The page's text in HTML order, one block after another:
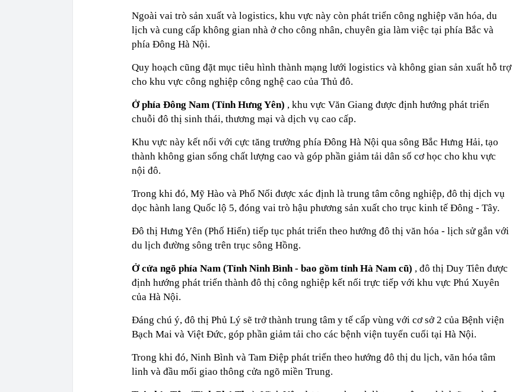
Ngoài vai trò sản xuất và logistics, khu vực này còn phát triển công nghiệp văn hóa, du
lịch và cung cấp không gian nhà ở cho công nhân, chuyên gia làm việc tại phía Bắc và
phía Đông Hà Nội.
Quy hoạch cũng đặt mục tiêu hình thành mạng lưới logistics và không gian sản xuất hỗ trợ
cho khu vực công nghiệp công nghệ cao của Thủ đô.
Ở phía Đông Nam (Tỉnh Hưng Yên) , khu vực Văn Giang được định hướng phát triển
chuỗi đô thị sinh thái, thương mại và dịch vụ cao cấp.
Khu vực này kết nối với cực tăng trưởng phía Đông Hà Nội qua sông Bắc Hưng Hải, tạo
thành không gian sống chất lượng cao và góp phần giảm tải dân số cơ học cho khu vực
nội đô.
Trong khi đó, Mỹ Hào và Phố Nối được xác định là trung tâm công nghiệp, đô thị dịch vụ
dọc hành lang Quốc lộ 5, đóng vai trò hậu phương sản xuất cho trục kinh tế Đông - Tây.
Đô thị Hưng Yên (Phố Hiến) tiếp tục phát triển theo hướng đô thị văn hóa - lịch sử gắn với
du lịch đường sông trên trục sông Hồng.
Ở cửa ngõ phía Nam (Tỉnh Ninh Bình - bao gồm tỉnh Hà Nam cũ) , đô thị Duy Tiên được
định hướng phát triển thành đô thị công nghiệp kết nối trực tiếp với khu vực Phú Xuyên
của Hà Nội.
Đáng chú ý, đô thị Phủ Lý sẽ trở thành trung tâm y tế cấp vùng với cơ sở 2 của Bệnh viện
Bạch Mai và Việt Đức, góp phần giảm tải cho các bệnh viện tuyến cuối tại Hà Nội.
Trong khi đó, Ninh Bình và Tam Điệp phát triển theo hướng đô thị du lịch, văn hóa tâm
linh và đầu mối giao thông cửa ngõ miền Trung.